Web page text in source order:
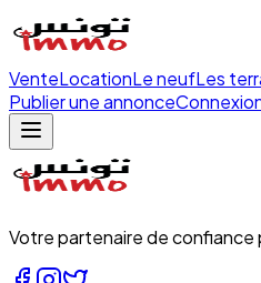
VenteLocationLe neufLes
Publier une annonce
Votre partenaire de confiance